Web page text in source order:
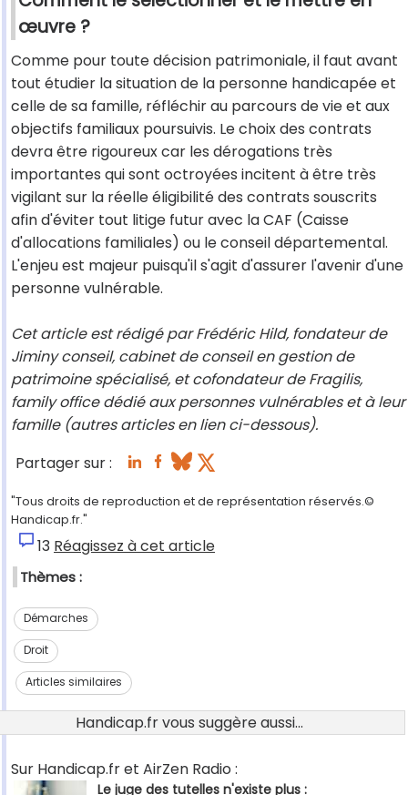
œuvre ?
Comme pour toute décision patrimoniale, il faut avant
tout étudier la situation de la personne handicapée et
celle de sa famille, réfléchir au parcours de vie et aux
objectifs familiaux poursuivis. Le choix des contrats
devra être rigoureux car les dérogations très
importantes qui sont octroyées incitent à être très
vigilant sur la réelle éligibilité des contrats souscrits
afin d'éviter tout litige futur avec la CAF (Caisse
d'allocations familiales) ou le conseil départemental.
L'enjeu est majeur puisqu'il s'agit d'assurer l'avenir d'une
personne vulnérable.
Cet article est rédigé par Frédéric Hild, fondateur de
Jiminy conseil, cabinet de conseil en gestion de
patrimoine spécialisé, et cofondateur de Fragilis,
family office dédié aux personnes vulnérables et à leur
famille (autres articles en lien ci-dessous).
Partager sur :
"Tous droits de reproduction et de représentation réservés.©
Handicap.fr."
13 Réagissez à cet article
Thèmes :
Démarches
Droit
Articles similaires
Handicap.fr vous suggère aussi...
Sur Handicap.fr et AirZen Radio :
Le juge des tutelles n'existe plus :